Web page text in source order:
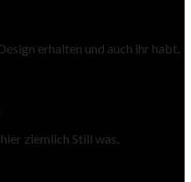
erhalten und auch ihr habt.
ziemlich Still was.